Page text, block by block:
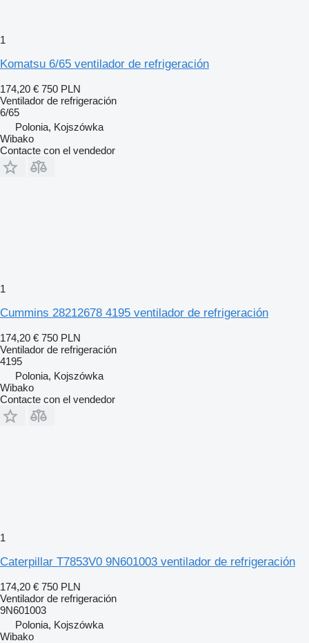
1
Komatsu 6/65 ventilador de refrigeración
174,20 € 750 PLN
Ventilador de refrigeración
6/65
Polonia, Kojszówka
Wibako
Contacte con el vendedor
1
Cummins 28212678 4195 ventilador de refrigeración
174,20 € 750 PLN
Ventilador de refrigeración
4195
Polonia, Kojszówka
Wibako
Contacte con el vendedor
1
Caterpillar T7853V0 9N601003 ventilador de refrigeración
174,20 € 750 PLN
Ventilador de refrigeración
9N601003
Polonia, Kojszówka
Wibako